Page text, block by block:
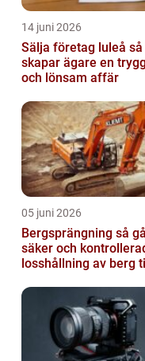
14 juni 2026
Sälja företag luleå så
skapar ägare en
och lönsam affär
05 juni 2026
Bergsprängning så går
säker och
losshållning av berg